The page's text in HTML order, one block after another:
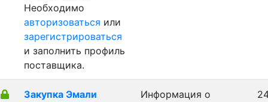
Необходимо
авторизоваться или
зарегистрироваться
и заполнить профиль
поставщика.
Закупка Эмали
Информация о